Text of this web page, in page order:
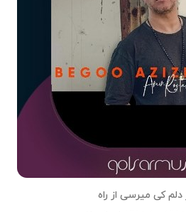
دلم کی میرسی از راه